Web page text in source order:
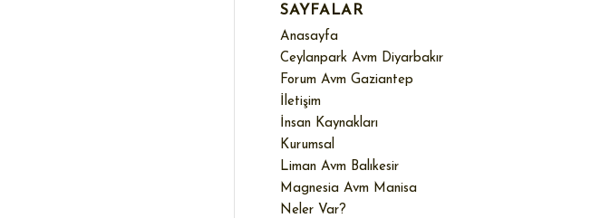
SAYFALAR
Anasayfa
Ceylanpark Avm Diyarbakır
Forum Avm Gaziantep
İletişim
İnsan Kaynakları
Kurumsal
Liman Avm Balıkesir
Magnesia Avm Manisa
Neler Var?